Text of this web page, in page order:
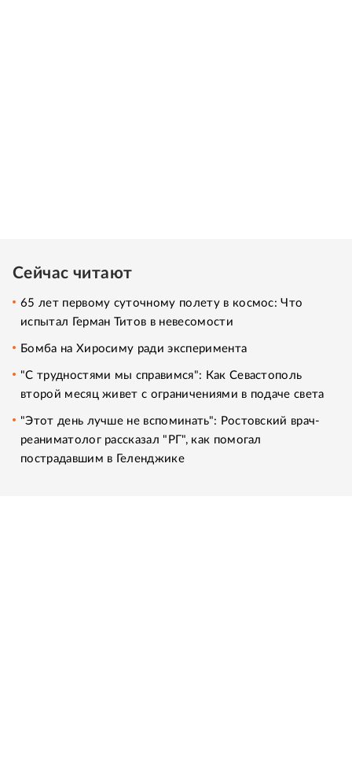
Сейчас читают
65 лет первому суточному полету в космос: Что
испытал Герман Титов в невесомости
Бомба на Хиросиму ради эксперимента
"С трудностями мы справимся": Как Севастополь
второй месяц живет с ограничениями в подаче света
"Этот день лучше не вспоминать": Ростовский врач-
реаниматолог рассказал "РГ", как помогал
пострадавшим в Геленджике